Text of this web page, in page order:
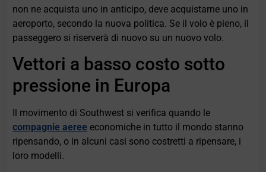
non ne acquista uno in anticipo, deve acquistarne uno in
aeroporto, secondo la nuova politica. Se il volo è pieno, il
passeggero si riserverà di nuovo su un nuovo volo.
Vettori a basso costo sotto
pressione in Europa
Il movimento di Southwest si verifica quando le
compagnie aeree economiche in tutto il mondo stanno
ripensando, o in alcuni casi sono costretti a ripensare, i
loro modelli.